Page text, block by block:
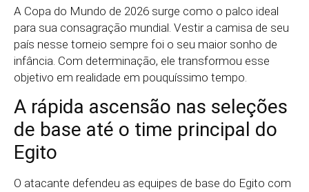
A Copa do Mundo de 2026 surge como o palco ideal
para sua consagração mundial. Vestir a camisa de seu
país nesse torneio sempre foi o seu maior sonho de
infância. Com determinação, ele transformou esse
objetivo em realidade em pouquíssimo tempo.
A rápida ascensão nas seleções
de base até o time principal do
Egito
O atacante defendeu as equipes de base do Egito com